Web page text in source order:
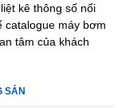
kê thông số nổi
catalogue máy bơm
tâm của khách
SẢN